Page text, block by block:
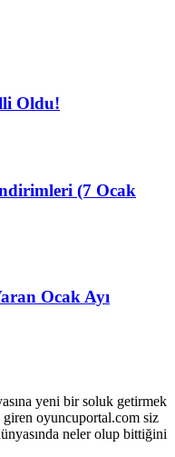
Oldu!
(7 Ocak
Ocak Ayı
yeni bir soluk getirmek
giren oyuncuportal.com siz
neler olup bittiğini